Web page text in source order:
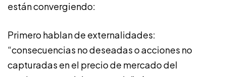
están convergiendo:
Primero hablan de externalidades:
“consecuencias no deseadas o acciones no
capturadas en el precio de mercado del